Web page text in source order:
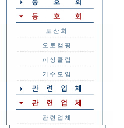
토 산 회
오 토 캠 핑
피 싱 클 럽
기 수 모 임
관 련 업 체